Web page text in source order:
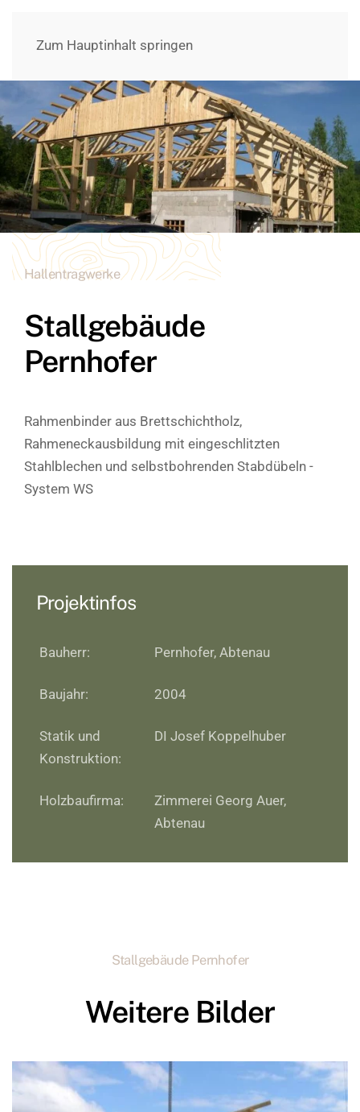
Zum Hauptinhalt springen
Hallentragwerke
Stallgebäude
Pernhofer
Rahmenbinder aus Brettschichtholz,
Rahmeneckausbildung mit eingeschlitzten
Stahlblechen und selbstbohrenden Stabdübeln -
System WS
Projektinfos
Bauherr: Pernhofer, Abtenau
Baujahr: 2004
Statik und
Konstruktion:
DI Josef Koppelhuber
Holzbaufirma:
Zimmerei Georg Auer,
Abtenau
Stallgebäude Pernhofer
Weitere Bilder